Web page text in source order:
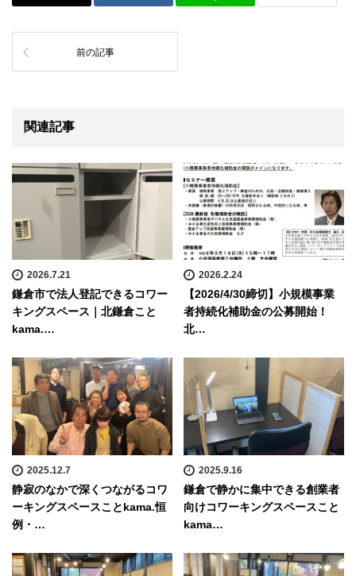
前の記事
関連記事
2026.7.21
鎌倉市で法人登記できるコワー
キングスペース｜北鎌倉こと
kama.…
2026.2.24
【2026/4/30締切】小規模事業
者持続化補助金の公募開始！
北…
2025.12.7
静寂のなかで深くつながるコワ
ーキングスペースことkama.恒
例・…
2025.9.16
鎌倉で静かに集中できる創業者
向けコワーキングスペースこと
kama…